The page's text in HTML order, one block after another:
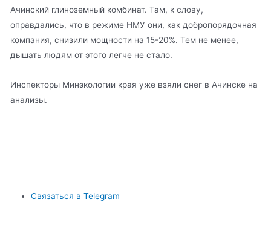
Ачинский глиноземный комбинат. Там, к слову,
оправдались, что в режиме НМУ они, как добропорядочная
компания, снизили мощности на 15-20%. Тем не менее,
дышать людям от этого легче не стало.
Инспекторы Минэкологии края уже взяли снег в Ачинске на
анализы.
Связаться в Telegram